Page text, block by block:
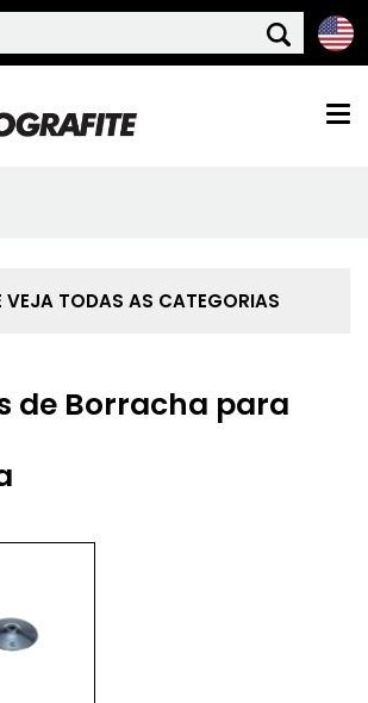
QUEM SOMOS
VEJA TODAS AS CATEGORIAS
de Borracha para